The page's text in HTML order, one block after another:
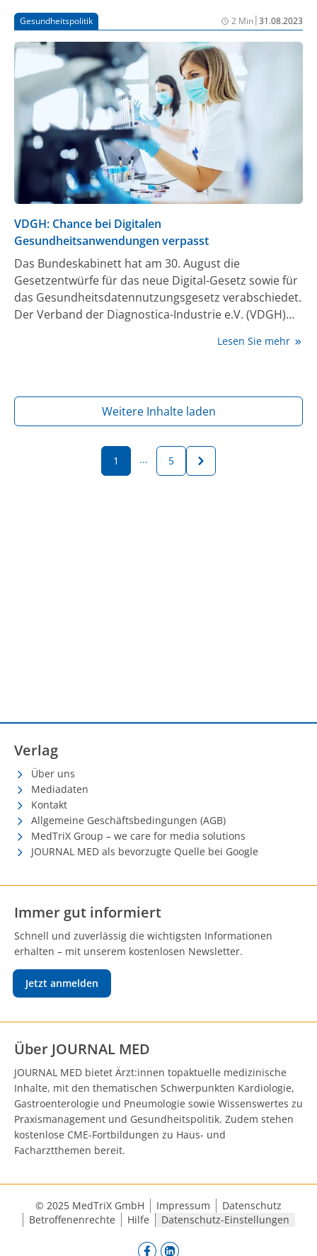
Gesundheitspolitik 2 Min|31.08.2023
VDGH: Chance bei Digitalen
Gesundheitsanwendungen verpasst
Das Bundeskabinett hat am 30. August die
Gesetzentwürfe für das neue Digital-Gesetz sowie für
das Gesundheitsdatennutzungsgesetz verabschiedet.
Der Verband der Diagnostica-Industrie e.V. (VDGH)
Lesen Sie mehr
Weitere Inhalte laden
1 ... 5
Verlag
Über uns
Mediadaten
Kontakt
Allgemeine Geschäftsbedingungen (AGB)
MedTriX Group – we care for media solutions
JOURNAL MED als bevorzugte Quelle bei Google
Immer gut informiert
Schnell und zuverlässig die wichtigsten Informationen
erhalten – mit unserem kostenlosen Newsletter.
Jetzt anmelden
Über JOURNAL MED
JOURNAL MED bietet Ärzt:innen topaktuelle medizinische
Inhalte, mit den thematischen Schwerpunkten Kardiologie,
Gastroenterologie und Pneumologie sowie Wissenswertes zu
Praxismanagement und Gesundheitspolitik. Zudem stehen
kostenlose CME-Fortbildungen zu Haus- und
Facharztthemen bereit.
© 2025 MedTriX GmbH Impressum
Datenschutz
Betroffenenrechte
Hilfe Datenschutz-Einstellungen